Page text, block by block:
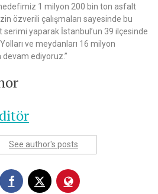
hedefimiz 1 milyon 200 bin ton asfalt
özverili çalışmaları sayesinde bu
yaparak İstanbul’un 39 ilçesinde
ve meydanları 16 milyon
ediyoruz.”
See author's posts